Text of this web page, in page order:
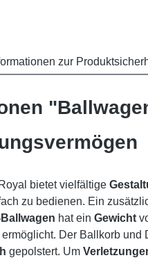
zur
bietet vielfältige
zu bedienen. Ein
Ballwagen hat ein Gewicht
ermöglicht. Der Ballkorb und
gepolstert. Um